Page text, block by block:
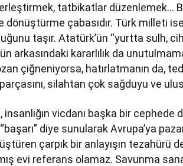
tatbikatlar düzenlemek…
çabasıdır. Türk milleti
taşır. Atatürk’ün “yurtta sulh,
arkasındaki kararlılık da
çiğneniyorsa, hatırlatmanın da,
parçasını, silahtan çok sağduyu ve
vicdanı başka bir cephede
“başarı” diye sunularak Avrupa’ya
çarpık bir anlayışın tezahürü
evi referans olamaz. Savunma